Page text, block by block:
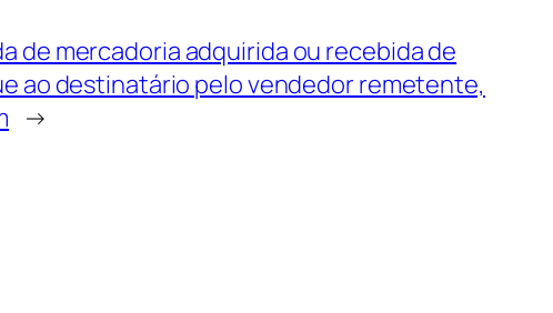
de mercadoria adquirida ou recebida de
ao destinatário pelo vendedor remetente,
→